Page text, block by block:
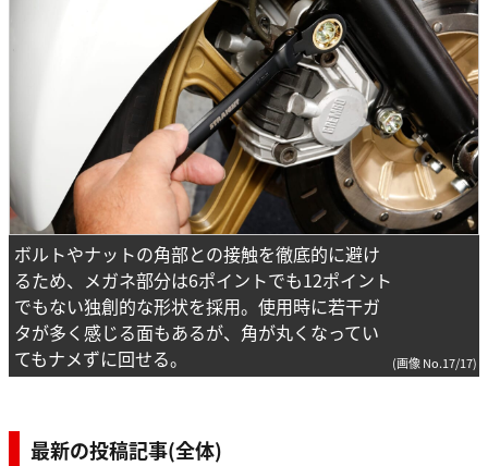
ボルトやナットの角部との接触を徹底的に避け
るため、メガネ部分は6ポイントでも12ポイント
でもない独創的な形状を採用。使用時に若干ガ
タが多く感じる面もあるが、角が丸くなってい
てもナメずに回せる。
(画像 No.17/17)
最新の投稿記事(全体)